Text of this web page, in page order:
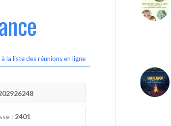
la liste des réunions en ligne
: 2401